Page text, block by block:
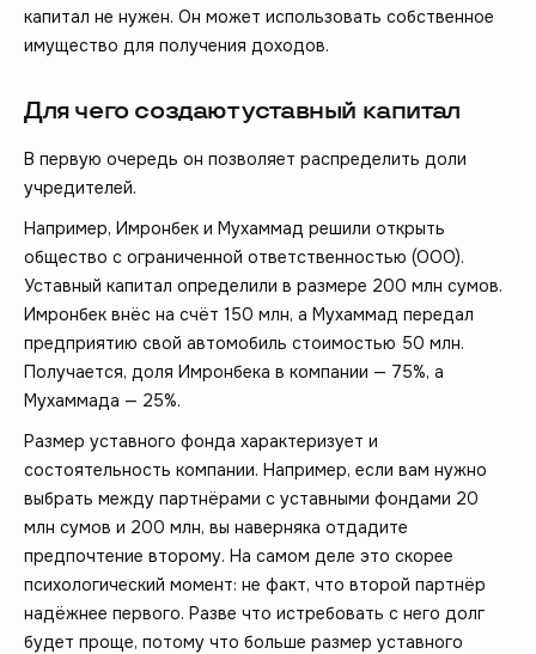
капитал не нужен. Он может использовать собственное
имущество для получения доходов.
Для чего создают уставный капитал
В первую очередь он позволяет распределить доли
учредителей.
Например, Имронбек и Мухаммад решили открыть
общество с ограниченной ответственностью (ООО).
Уставный капитал определили в размере 200 млн сумов.
Имронбек внёс на счёт 150 млн, а Мухаммад передал
предприятию свой автомобиль стоимостью 50 млн.
Получается, доля Имронбека в компании — 75%, а
Мухаммада — 25%.
Размер уставного фонда характеризует и
состоятельность компании. Например, если вам нужно
выбрать между партнёрами с уставными фондами 20
млн сумов и 200 млн, вы наверняка отдадите
предпочтение второму. На самом деле это скорее
психологический момент: не факт, что второй партнёр
надёжнее первого. Разве что истребовать с него долг
будет проще, потому что больше размер уставного